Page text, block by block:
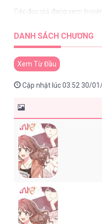
Các đọc giả đang xem
DANH SÁCH CHƯƠNG
Xem Từ Đầu
Cập nhật lúc 03:52 30/